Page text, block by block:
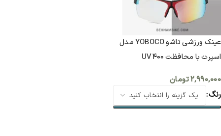
عینک ورزشی تاشو YOBOCO مدل
اسپرت با محافظت UV400
۲,۹۹۰,۰۰۰تومان
رنگ